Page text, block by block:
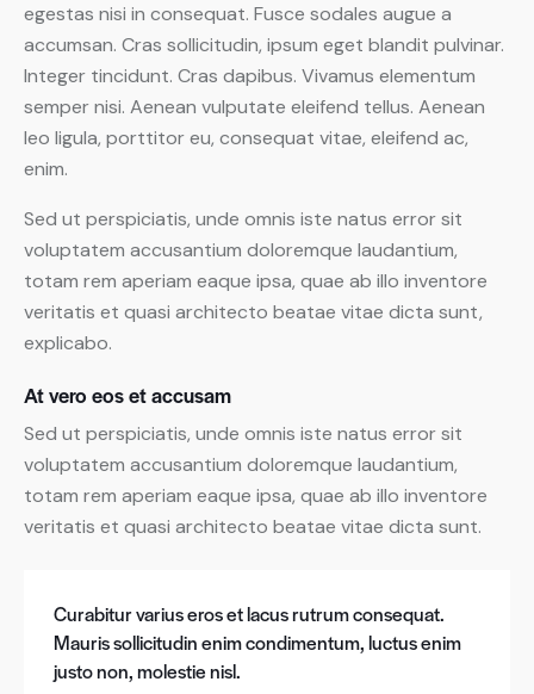
egestas nisi in consequat. Fusce sodales augue a
accumsan. Cras sollicitudin, ipsum eget blandit pulvinar.
Integer tincidunt. Cras dapibus. Vivamus elementum
semper nisi. Aenean vulputate eleifend tellus. Aenean
leo ligula, porttitor eu, consequat vitae, eleifend ac,
enim.
Sed ut perspiciatis, unde omnis iste natus error sit
voluptatem accusantium doloremque laudantium,
totam rem aperiam eaque ipsa, quae ab illo inventore
veritatis et quasi architecto beatae vitae dicta sunt,
explicabo.
At vero eos et accusam
Sed ut perspiciatis, unde omnis iste natus error sit
voluptatem accusantium doloremque laudantium,
totam rem aperiam eaque ipsa, quae ab illo inventore
veritatis et quasi architecto beatae vitae dicta sunt.
Curabitur varius eros et lacus rutrum consequat.
Mauris sollicitudin enim condimentum, luctus enim
justo non, molestie nisl.